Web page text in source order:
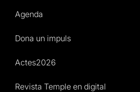
Agenda
Dona un impuls
Actes2026
Revista Temple en digital